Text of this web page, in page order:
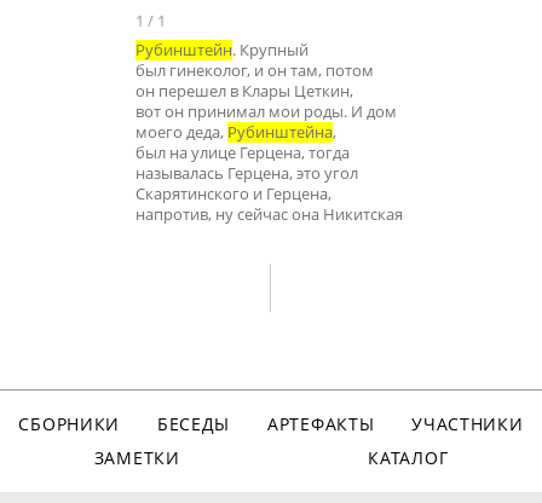
1 / 1
Рубинштейн. Крупный
был гинеколог, и он там, потом
он перешел в Клары Цеткин,
вот он принимал мои роды. И дом
моего деда, Рубинштейна,
был на улице Герцена, тогда
называлась Герцена, это угол
Скарятинского и Герцена,
напротив, ну сейчас она Никитская
СБОРНИКИ БЕСЕДЫ АРТЕФАКТЫ
УЧАСТНИКИ
ЗАМЕТКИ
КАТАЛОГ